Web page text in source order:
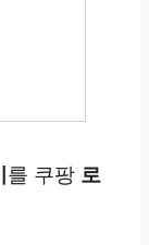
를 쿠팡 로